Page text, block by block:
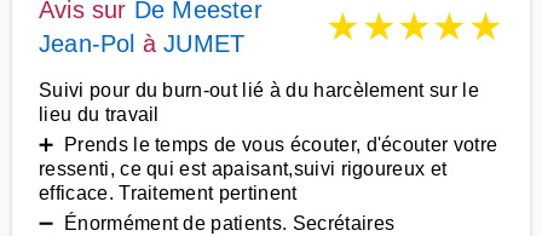
Avis sur De Meester
Jean-Pol àJUMET ★★★★★
Suivi pour du burn-out lié à du harcèlement sur le
lieu du travail
➕ Prends le temps de vous écouter, d'écouter votre
ressenti, ce qui est apaisant,suivi rigoureux et
efficace. Traitement pertinent
➖ Énormément de patients. Secrétaires